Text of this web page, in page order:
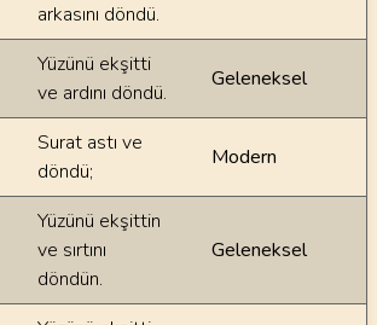
arkasını döndü.
Yüzünü ekşitti
ve ardını döndü.
Geleneksel
Surat astı ve
döndü;
Modern
Yüzünü ekşittin
ve sırtını
döndün.
Geleneksel